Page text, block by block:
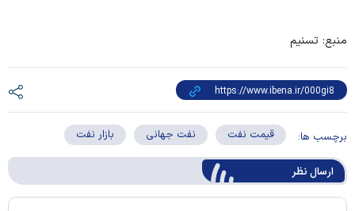
منبع: تسنیم
برچسب ها: قیمت نفت نفت جهانی بازار نفت
ارسال‌ نظر